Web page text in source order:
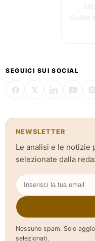
Guide
SEGUICI SUI SOCIAL
NEWSLETTER
Le analisi e le notizie
selezionate dalla
Nessuno spam. Solo
selezionati.